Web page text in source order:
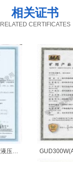
【安装
【客户
的车间
能的小
心的人
这边的
分妥帖
平时日
【安
相关证书
RELATED CERTIFICATES